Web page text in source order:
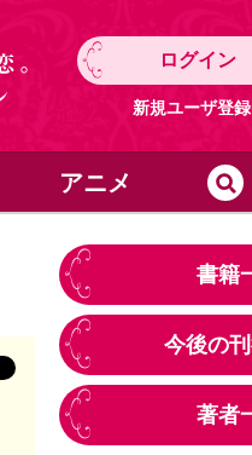
ログイン
新規ユーザ登録
アニメ
書籍
今後の
著者